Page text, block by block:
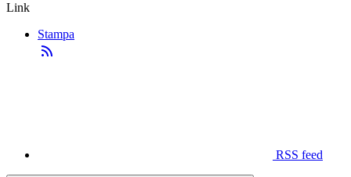
Link
Stampa
RSS feed